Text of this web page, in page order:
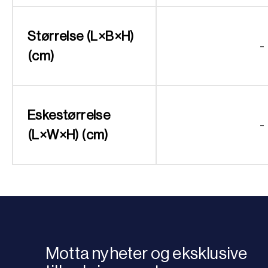
Størrelse (L×B×H)
(cm)
-
Eskestørrelse
(L×W×H) (cm)
-
Motta nyheter og eksklusive